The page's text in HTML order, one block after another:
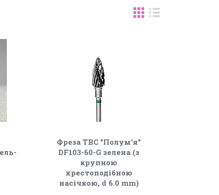
Фреза ТВС "Полум'я"
DF103-60-G зелена (з
крупною
хрестоподібною
насічкою, d 6.0 mm)